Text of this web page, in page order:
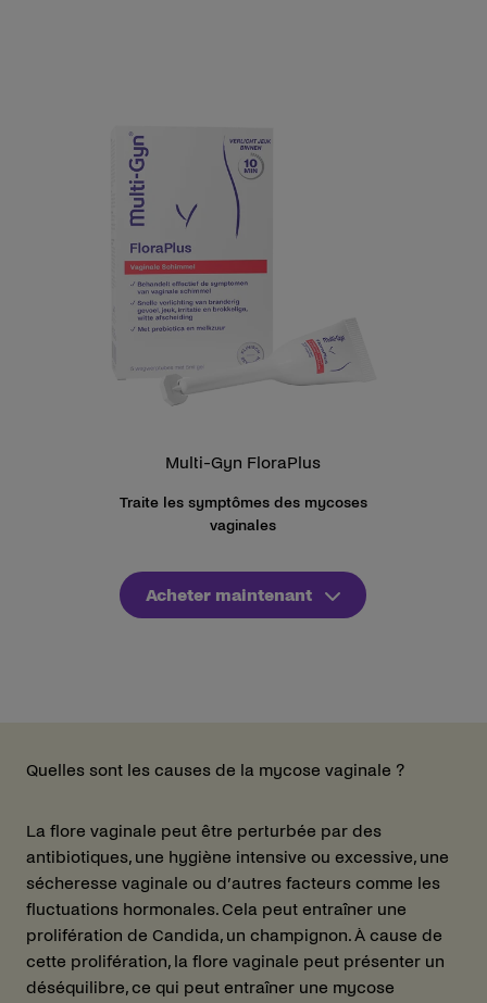
Multi-Gyn FloraPlus
Traite les symptômes des mycoses
vaginales
Acheter maintenant
Quelles sont les causes de la mycose vaginale ?
La flore vaginale peut être perturbée par des
antibiotiques, une hygiène intensive ou excessive, une
sécheresse vaginale ou d’autres facteurs comme les
fluctuations hormonales. Cela peut entraîner une
prolifération de Candida, un champignon. À cause de
cette prolifération, la flore vaginale peut présenter un
déséquilibre, ce qui peut entraîner une mycose